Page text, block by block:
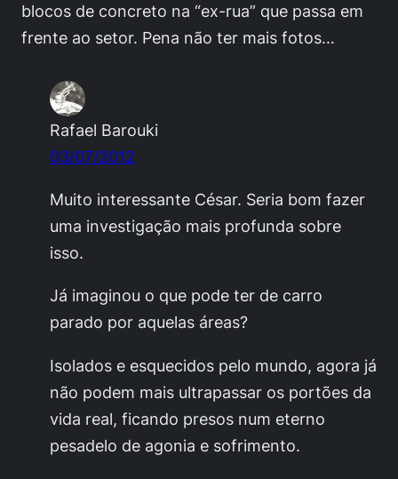
blocos de concreto na “ex-rua” que passa em
frente ao setor. Pena não ter mais fotos…
Rafael Barouki
03/07/2012
Muito interessante César. Seria bom fazer
uma investigação mais profunda sobre
isso.
Já imaginou o que pode ter de carro
parado por aquelas áreas?
Isolados e esquecidos pelo mundo, agora já
não podem mais ultrapassar os portões da
vida real, ficando presos num eterno
pesadelo de agonia e sofrimento.